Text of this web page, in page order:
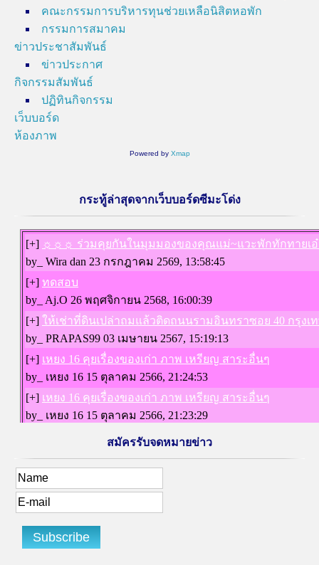
คณะกรรมการบริหารทุนช่วยเหลือนิสิตหอพัก
กรรมการสมาคม
ข่าวประชาสัมพันธ์
ข่าวประกาศ
กิจกรรมสัมพันธ์
ปฏิทินกิจกรรม
เว็บบอร์ด
ห้องภาพ
Powered by Xmap
กระทู้ล่าสุดจากเว็บบอร์ดซีมะโด่ง
สมัครรับจดหมายข่าว